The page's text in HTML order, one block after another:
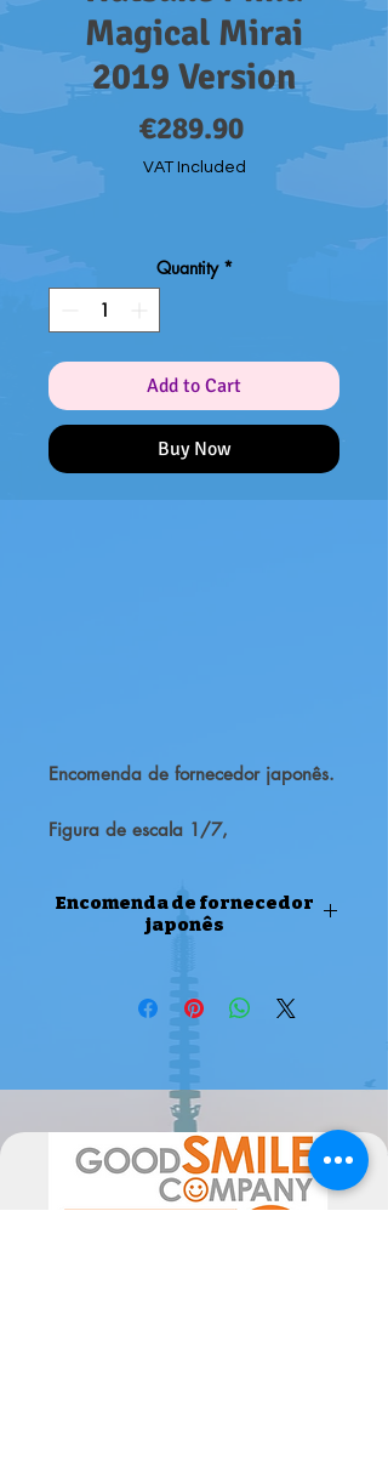
Magical Mirai
2019 Version
€289.90Price
VAT Included
Quantity *
Add to Cart
Buy Now
Encomenda de fornecedor japonês.
Figura de escala 1/7,
Encomenda de fornecedor
japonês
Atenção, este produto é uma
encomenda de fornecedor japonês,
época de maior movimento de
encomendas). Não terá de pagar mais
taxas.
Por favor sinta-se livre para nos
contactar se tiver alguma dúvida.